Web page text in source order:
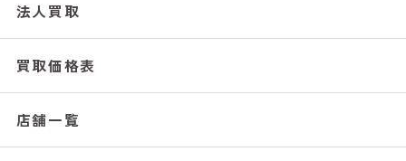
法人買取
買取価格表
店舗一覧